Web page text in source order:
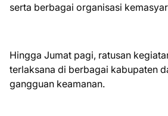
serta berbagai organisasi
Hingga Jumat pagi, ratusan
terlaksana di berbagai kabupaten
gangguan keamanan.